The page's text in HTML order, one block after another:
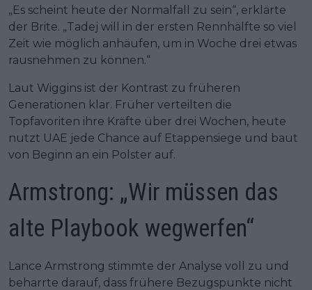
„Es scheint heute der Normalfall zu sein“, erklärte
der Brite. „Tadej will in der ersten Rennhälfte so viel
Zeit wie möglich anhäufen, um in Woche drei etwas
rausnehmen zu können.“
Laut Wiggins ist der Kontrast zu früheren
Generationen klar. Früher verteilten die
Topfavoriten ihre Kräfte über drei Wochen, heute
nutzt UAE jede Chance auf Etappensiege und baut
von Beginn an ein Polster auf.
Armstrong: „Wir müssen das
alte Playbook wegwerfen“
Lance Armstrong stimmte der Analyse voll zu und
beharrte darauf, dass frühere Bezugspunkte nicht